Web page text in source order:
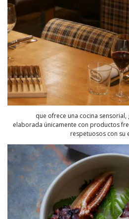
que ofrece una cocina
elaborada únicamente con productos
respetuosos con su